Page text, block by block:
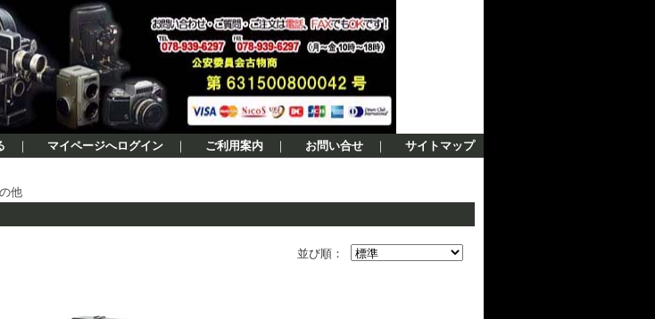
｜ マイページへログイン ｜ ご利用案内 ｜ お問い合せ ｜ サイトマップ
他
並び順：